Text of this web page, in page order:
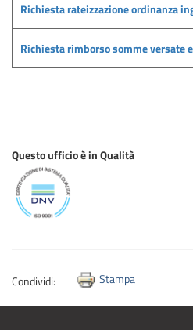
Richiesta rateizzazione ordinanza
Richiesta rimborso somme versate
Questo ufficio è in Qualità
Condividi: Stampa